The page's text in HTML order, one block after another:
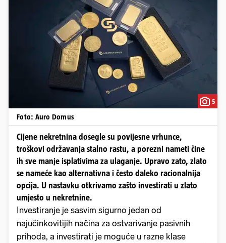
5
Foto: Auro Domus
Cijene nekretnina dosegle su povijesne vrhunce,
troškovi održavanja stalno rastu, a porezni nameti čine
ih sve manje isplativima za ulaganje. Upravo zato, zlato
se nameće kao alternativna i često daleko racionalnija
opcija. U nastavku otkrivamo zašto investirati u zlato
umjesto u nekretnine.
Investiranje je sasvim sigurno jedan od
najučinkovitijih načina za ostvarivanje pasivnih
prihoda, a investirati je moguće u razne klase